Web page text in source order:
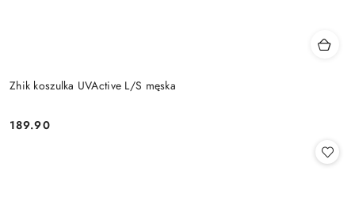
Zhik koszulka UVActive L/S męska
Cena:
189.90